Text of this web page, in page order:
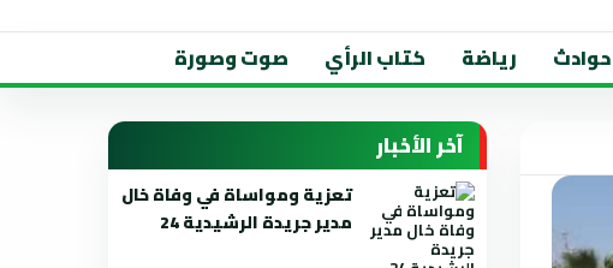
حوادث رياضة كتاب الرأي صوت وصورة
آخر الأخبار
تعزية ومواساة في وفاة خال
مدير جريدة الرشيدية 24